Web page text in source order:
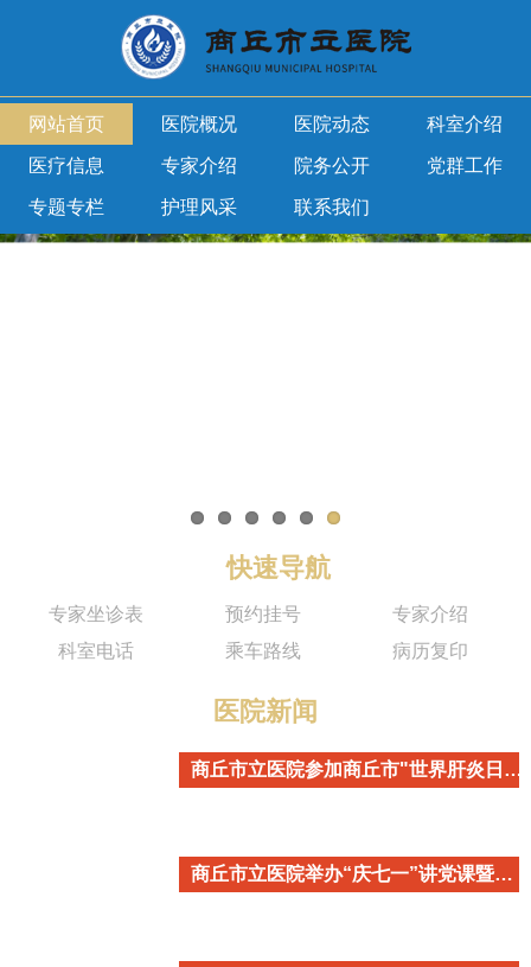
网站首页 医院概况 医院动态 科室介绍
医疗信息 专家介绍 院务公开 党群工作
专题专栏 护理风采 联系我们
快速导航
专家坐诊表 预约挂号
专家介绍
科室电话
乘车路线 病历复印
医院新闻
商丘市立医院参加商丘市"世界肝炎日"主题宣传活动
商丘市立医院举办“庆七一”讲党课暨重温入党誓词活动